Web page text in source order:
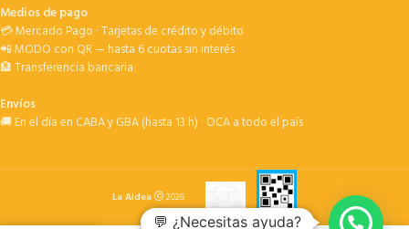
Medios de pago
💳 Mercado Pago · Tarjetas de crédito y débito
📲 MODO con QR — hasta 6 cuotas sin interés
🏦 Transferencia bancaria
Envíos
🚚 En el día en CABA y GBA (hasta 13 h) · OCA a todo el país
La Aldea 2026
💬 ¿Necesitas ayuda?